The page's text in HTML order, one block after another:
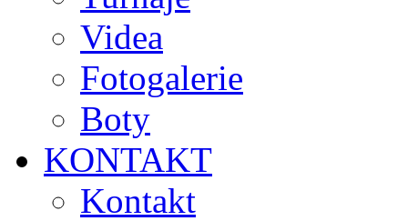
Videa
Fotogalerie
Boty
KONTAKT
Kontakt